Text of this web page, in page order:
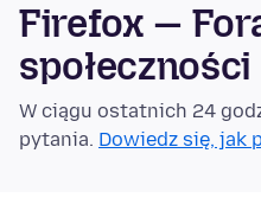
Firefox —
społeczności
W ciągu ostatnich 24
pytania. Dowiedz się, jak